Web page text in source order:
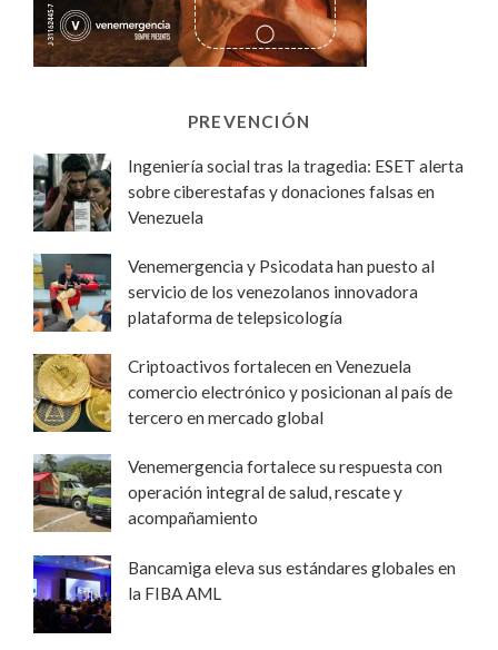
PREVENCIÓN
Ingeniería social tras la tragedia: ESET alerta
sobre ciberestafas y donaciones falsas en
Venezuela
Venemergencia y Psicodata han puesto al
servicio de los venezolanos innovadora
plataforma de telepsicología
Criptoactivos fortalecen en Venezuela
comercio electrónico y posicionan al país de
tercero en mercado global
Venemergencia fortalece su respuesta con
operación integral de salud, rescate y
acompañamiento
Bancamiga eleva sus estándares globales en
la FIBA AML